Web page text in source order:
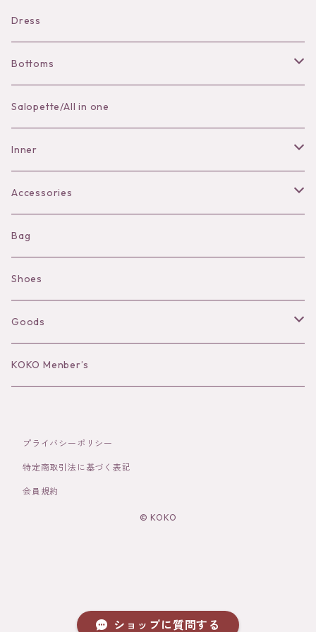
ショップに質問する
Dress
Bottoms
Skirt
Pants
Salopette/All in one
Inner
Bra
Shorts
Camisole
Long sleeve
Accessories
Necklace
Pierce/Earring
Ear Cuff
Bracelet／Bangle
Brooch
Hair Accessories
Bag
Shoes
Goods
Hat
Socks
KOKO Menber’s
プライバシーポリシー
特定商取引法に基づく表記
会員規約
© KOKO